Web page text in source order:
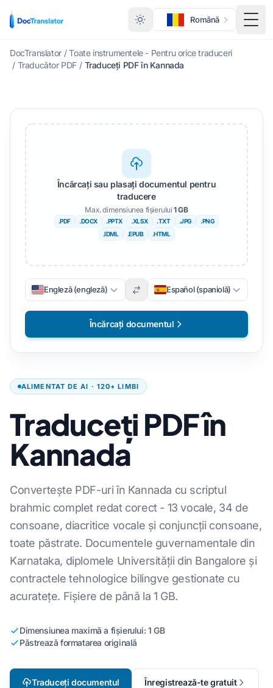
Română
DocTranslator / Toate instrumentele - Pentru orice traduceri
/ Traducător PDF / Traduceți PDF în Kannada
ALIMENTAT DE AI · 120+ LIMBI
Traduceți PDF în
Kannada
Convertește PDF-uri în Kannada cu scriptul
brahmic complet redat corect - 13 vocale, 34 de
consoane, diacritice vocale și conjuncții consoane,
toate păstrate. Documentele guvernamentale din
Karnataka, diplomele Universității din Bangalore și
contractele tehnologice bilingve gestionate cu
acuratețe. Fișiere de până la 1 GB.
Dimensiunea maximă a fișierului: 1 GB
Păstrează formatarea originală
Traduceți documentul Înregistrează-te gratuit
Încărcați sau plasați documentul pentru
traducere
Max. dimensiunea fișierului1 GB
.PDF .DOCX .PPTX .XLSX .TXT .JPG
.PNG
.IDML
.EPUB .HTML
Engleză (engleză) Español (spaniolă)
Încărcați documentul